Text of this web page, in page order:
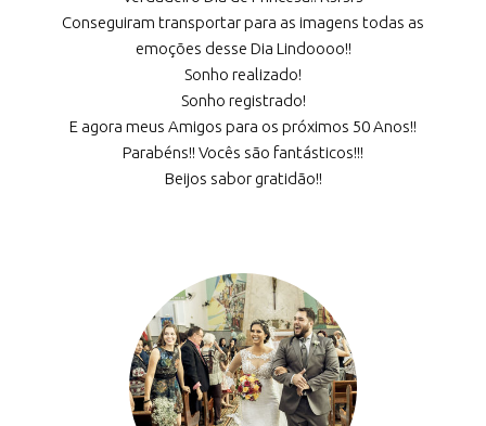
Conseguiram transportar para as imagens todas as
emoções desse Dia Lindoooo!!
Sonho realizado!
Sonho registrado!
E agora meus Amigos para os próximos 50 Anos!!
Parabéns!! Vocês são fantásticos!!!
Beijos sabor gratidão!!